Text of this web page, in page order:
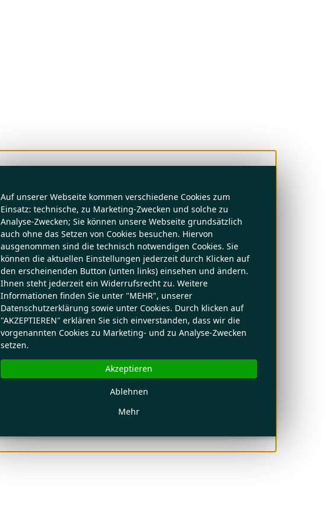
Auf unserer Webseite kommen verschiedene Cookies zum
Einsatz: technische, zu Marketing-Zwecken und solche zu
Analyse-Zwecken; Sie können unsere Webseite grundsätzlich
auch ohne das Setzen von Cookies besuchen. Hiervon
ausgenommen sind die technisch notwendigen Cookies. Sie
können die aktuellen Einstellungen jederzeit durch Klicken auf
den erscheinenden Button (unten links) einsehen und ändern.
Ihnen steht jederzeit ein Widerrufsrecht zu. Weitere
Informationen finden Sie unter "MEHR", unserer
Datenschutzerklärung sowie unter Cookies. Durch klicken auf
"AKZEPTIEREN" erklären Sie sich einverstanden, dass wir die
vorgenannten Cookies zu Marketing- und zu Analyse-Zwecken
setzen.
Mehr
Ablehnen
Akzeptieren